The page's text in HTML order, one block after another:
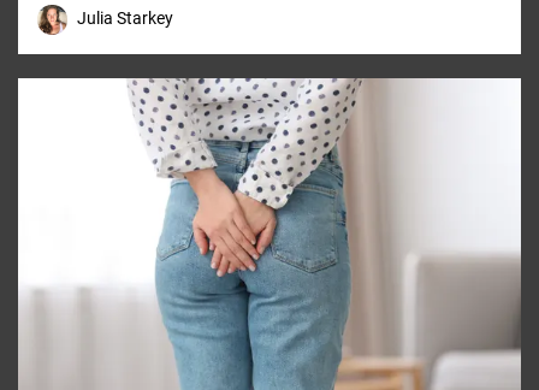
Julia Starkey